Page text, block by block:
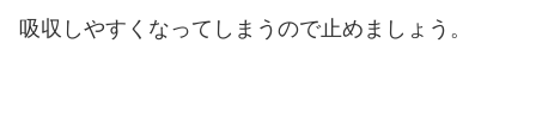
吸収しやすくなってしまうので止めましょう。